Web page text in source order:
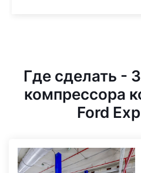
Где сделать -
компрессора
Ford